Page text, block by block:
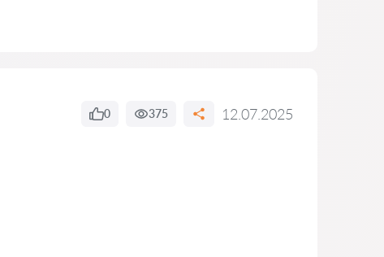
0 375 12.07.2025